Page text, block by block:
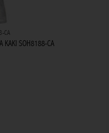
CA
KAKI SOH8188-CA